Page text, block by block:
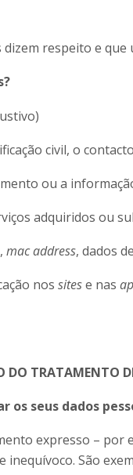
respeito e
civil, o
ou a
adquiridos ou
mac address, dados de
nos sitese nas
TRATAMENTO
seus dados
expresso – por
São